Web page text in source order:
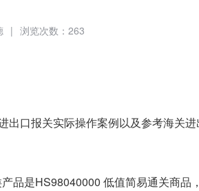
| 浏览次数：263
出口报关实际操作案例以及参考海关进
品是HS98040000 低值简易通关商品